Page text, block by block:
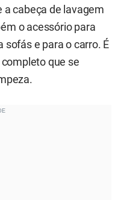
a cabeça de lavagem
o acessório para
sofás e para o carro. É
que se